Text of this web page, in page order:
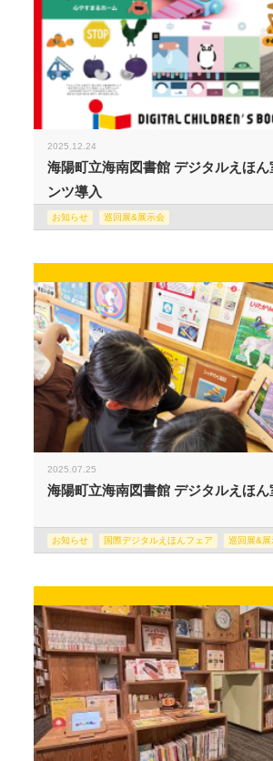
2025.12.24
海陽町立海南図書館 デジタルえほ
ンツ導入
お知らせ 巡回展&展示会
2025.07.25
海陽町立海南図書館 デジタルえほん
お知らせ 国際デジタルえほんフェア 巡回展&展